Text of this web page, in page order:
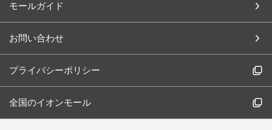
モールガイド
お問い合わせ
プライバシーポリシー
全国のイオンモール